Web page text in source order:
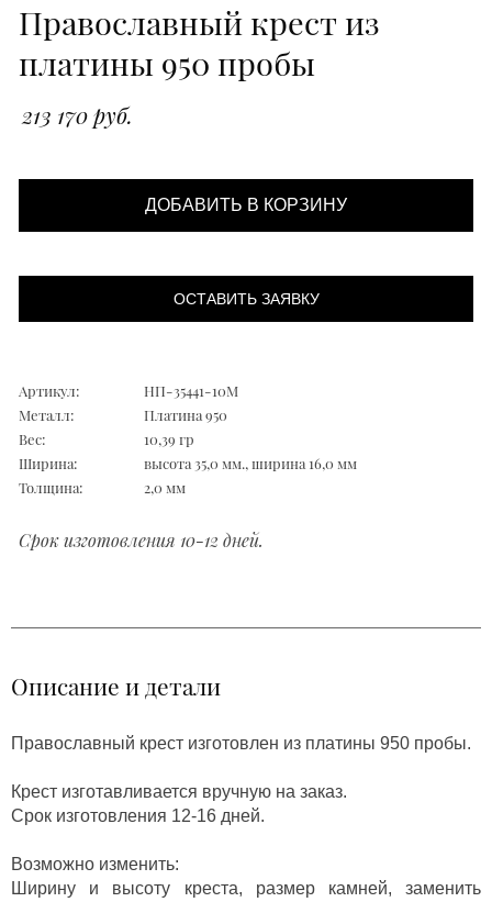
Православный крест из
платины 950 пробы
213 170 руб.
ДОБАВИТЬ В КОРЗИНУ
ОСТАВИТЬ ЗАЯВКУ
Артикул:
НП-35441-10М
Металл:
Платина 950
Вес:
10,39 гр
Ширина:
высота 35,0 мм., ширина 16,0 мм
Толщина:
2,0 мм
Срок изготовления 10-12 дней.
Описание и детали
Православный крест изготовлен из платины 950 пробы.
Крест изготавливается вручную на заказ.
Срок изготовления 12-16 дней.
Возможно изменить:
Ширину и высоту креста, размер камней, заменить